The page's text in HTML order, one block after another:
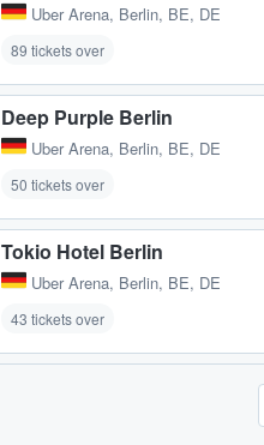
Uber Arena, Berlin, BE, DE
89 tickets over
Deep Purple Berlin
Uber Arena, Berlin, BE, DE
50 tickets over
Tokio Hotel Berlin
Uber Arena, Berlin, BE, DE
43 tickets over